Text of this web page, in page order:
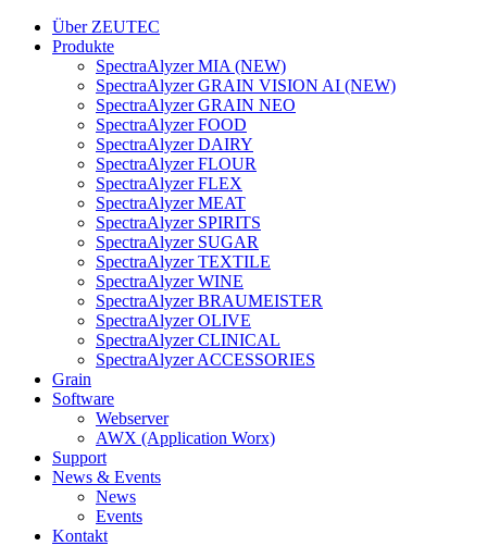
Über ZEUTEC
Produkte
SpectraAlyzer MIA (NEW)
SpectraAlyzer GRAIN VISION AI (NEW)
SpectraAlyzer GRAIN NEO
SpectraAlyzer FOOD
SpectraAlyzer DAIRY
SpectraAlyzer FLOUR
SpectraAlyzer FLEX
SpectraAlyzer MEAT
SpectraAlyzer SPIRITS
SpectraAlyzer SUGAR
SpectraAlyzer TEXTILE
SpectraAlyzer WINE
SpectraAlyzer BRAUMEISTER
SpectraAlyzer OLIVE
SpectraAlyzer CLINICAL
SpectraAlyzer ACCESSORIES
Grain
Software
Webserver
AWX (Application Worx)
Support
News & Events
News
Events
Kontakt